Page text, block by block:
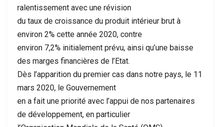
ralentissement avec une révision
du taux de croissance du produit intérieur brut à
environ 2% cette année 2020, contre
environ 7,2% initialement prévu, ainsi qu’une baisse
des marges financières de l’Etat.
Dès l’apparition du premier cas dans notre pays, le 11
mars 2020, le Gouvernement
en a fait une priorité avec l’appui de nos partenaires
de développement, en particulier